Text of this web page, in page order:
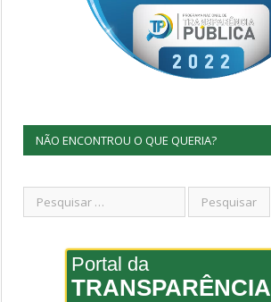
NÃO ENCONTROU O QUE QUERIA?
Portal da
TRANSPARÊNCIA